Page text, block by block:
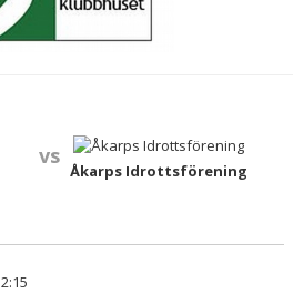
vs
Åkarps Idrottsförening